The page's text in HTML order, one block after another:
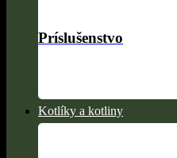
Príslušenstvo
Kotlíky a kotliny